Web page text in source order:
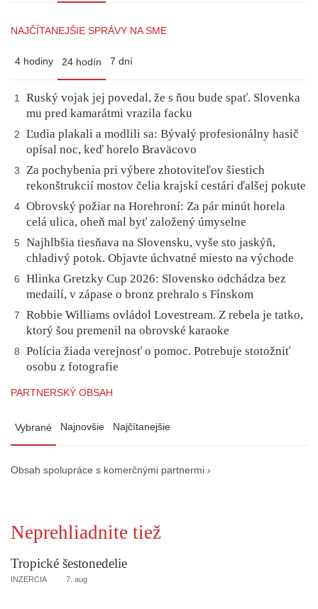
NAJČÍTANEJŠIE SPRÁVY NA SME
4 hodiny 24 hodín 7 dní
1
Ruský vojak jej povedal, že s ňou bude spať. Slovenka
mu pred kamarátmi vrazila facku
2
Ľudia plakali a modlili sa: Bývalý profesionálny hasič
opísal noc, keď horelo Braväcovo
3
Za pochybenia pri výbere zhotoviteľov šiestich
rekonštrukcií mostov čelia krajskí cestári ďalšej pokute
4 Obrovský požiar na Horehroní: Za pár minút horela
celá ulica, oheň mal byť založený úmyselne
5
Najhlbšia tiesňava na Slovensku, vyše sto jaskýň,
chladivý potok. Objavte úchvatné miesto na východe
6
Hlinka Gretzky Cup 2026: Slovensko odchádza bez
medailí, v zápase o bronz prehralo s Fínskom
7
Robbie Williams ovládol Lovestream. Z rebela je tatko,
ktorý šou premenil na obrovské karaoke
8
Polícia žiada verejnosť o pomoc. Potrebuje stotožniť
osobu z fotografie
PARTNERSKÝ OBSAH
Vybrané Najnovšie Najčítanejšie
Obsah spolupráce s komerčnými partnermi ›
Neprehliadnite tiež
Tropické šestonedelie
INZERCIA 7. aug